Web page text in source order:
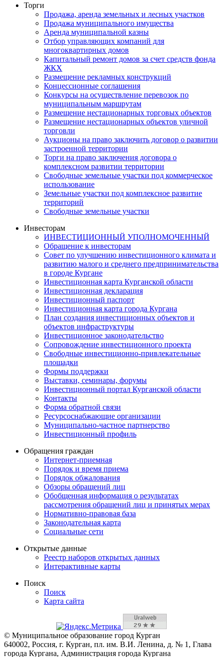
Торги
Продажа, аренда земельных и лесных участков
Продажа муниципального имущества
Аренда муниципальной казны
Отбор управляющих компаний для
многоквартирных домов
Капитальный ремонт домов за счет средств фонда
ЖКХ
Размещение рекламных конструкций
Концессионные соглашения
Конкурсы на осуществление перевозок по
муниципальным маршрутам
Размещение нестационарных торговых объектов
Размещение нестационарных объектов уличной
торговли
Аукционы на право заключить договор о развитии
застроенной территории
Торги на право заключения договора о
комплексном развитии территории
Свободные земельные участки под коммерческое
использование
Земельные участки под комплексное развитие
территорий
Свободные земельные участки
Инвесторам
ИНВЕСТИЦИОННЫЙ УПОЛНОМОЧЕННЫЙ
Обращение к инвесторам
Совет по улучшению инвестиционного климата и
развитию малого и среднего предпринимательства
в городе Кургане
Инвестиционная карта Курганской области
Инвестиционная декларация
Инвестиционный паспорт
Инвестиционная карта города Кургана
План создания инвестиционных объектов и
объектов инфраструктуры
Инвестиционное законодательство
Сопровождение инвестиционного проекта
Свободные инвестиционно-привлекательные
площадки
Формы поддержки
Выставки, семинары, форумы
Инвестиционный портал Курганской области
Контакты
Форма обратной связи
Ресурсоснабжающие организации
Муниципально-частное партнерство
Инвестиционный профиль
Обращения граждан
Интернет-приемная
Порядок и время приема
Порядок обжалования
Обзоры обращений лиц
Обобщенная информация о результатах
рассмотрения обращений лиц и принятых мерах
Нормативно-правовая база
Законодательная карта
Социальные сети
Открытые данные
Реестр наборов открытых данных
Интерактивные карты
Поиск
Поиск
Карта сайта
© Муниципальное образование город Курган
640002, Россия, г. Курган, пл. им. В.И. Ленина, д. № 1, Глава
города Кургана, Администрация города Кургана